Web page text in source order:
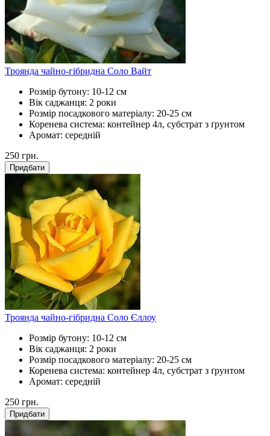
Троянда чайно-гібридна Соло Вайт
Розмір бутону: 10-12 см
Вік саджанця: 2 роки
Розмір посадкового матеріалу: 20-25 см
Коренева система: контейнер 4л, субстрат з ґрунтом
Аромат: середній
250 грн.
Придбати
Троянда чайно-гібридна Соло Єллоу
Розмір бутону: 10-12 см
Вік саджанця: 2 роки
Розмір посадкового матеріалу: 20-25 см
Коренева система: контейнер 4л, субстрат з ґрунтом
Аромат: середній
250 грн.
Придбати